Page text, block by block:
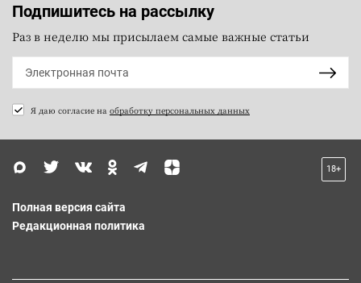
Подпишитесь на рассылку
Раз в неделю мы присылаем самые важные статьи
Я даю согласие на обработку персональных данных
18+
Полная версия сайта
Редакционная политика